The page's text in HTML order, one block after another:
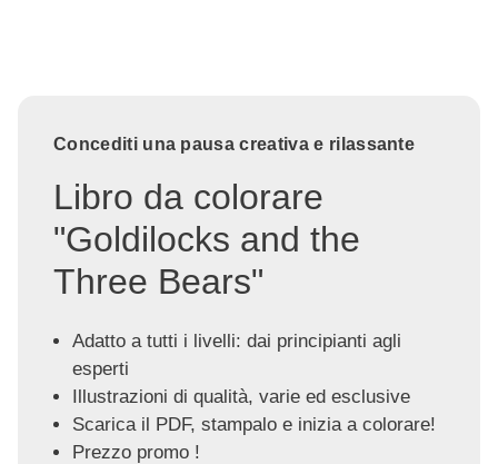
Concediti una pausa creativa e rilassante
Libro da colorare
"Goldilocks and the
Three Bears"
Adatto a tutti i livelli: dai principianti agli
esperti
Illustrazioni di qualità, varie ed esclusive
Scarica il PDF, stampalo e inizia a colorare!
Prezzo promo !